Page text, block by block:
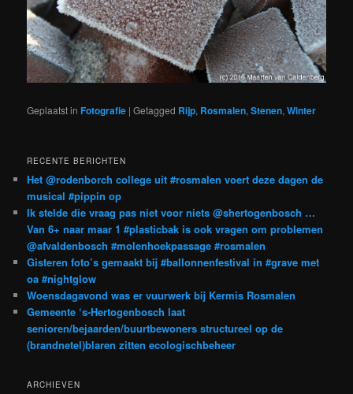
Geplaatst in Fotografie |Getagged Rijp, Rosmalen,Stenen,Winter
RECENTE BERICHTEN
Het @rodenborch college uit #rosmalen voert deze dagen de
musical #pippin op
Ik stelde die vraag pas niet voor niets @shertogenbosch …
Van 6+ naar maar 1 #plasticbak is ook vragen om problemen
@afvaldenbosch #molenhoekpassage #rosmalen
Gisteren foto’s gemaakt bij #ballonnenfestival in #grave met
oa #nightglow
Woensdagavond was er vuurwerk bij Kermis Rosmalen
Gemeente ‘s-Hertogenbosch laat
senioren/bejaarden/buurtbewoners structureel op de
(brandnetel)blaren zitten ecologischbeheer
ARCHIEVEN